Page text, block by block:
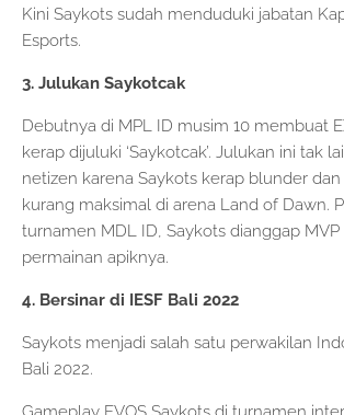
Kini Saykots sudah menduduki jabatan
Esports.
3. Julukan Saykotcak
Debutnya di MPL ID musim 10 membuat
kerap dijuluki ‘Saykotcak’. Julukan ini tak
netizen karena Saykots kerap blunder
kurang maksimal di arena Land of Dawn.
turnamen MDL ID, Saykots dianggap MVP
permainan apiknya.
4. Bersinar di IESF Bali 2022
Saykots menjadi salah satu perwakilan
Bali 2022.